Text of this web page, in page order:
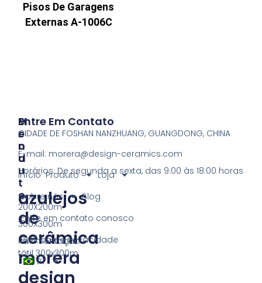
Pisos De Garagens
Externas A-1006C
azulejos
de
cerâmica
morera
design
P
R
O
D
U
T
O
200X200m
300X300m
Pavimentação
tátil 300x300m
M
E
N
U
Início Produto
Loja
Sobre nós
Blog
Entre em contato conosco
Política de privacidade
PT
Entre Em Contato
CIDADE DE FOSHAN NANZHUANG, GUANGDONG, CHINA
E-mail: morera@design-ceramics.com
Horários: De segunda a sexta, das 9:00 às 18:00 horas